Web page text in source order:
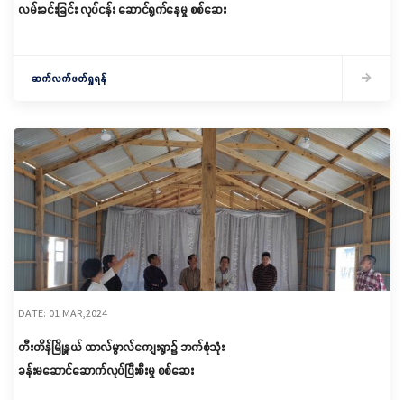
လမ်းခင်းခြင်း လုပ်ငန်း ဆောင်ရွက်နေမှု စစ်ဆေး
ဆက်လက်ဖတ်ရှုရန်
DATE: 01 MAR,2024
တီးတိန်မြို့နယ် ထာလ်မွာလ်ကျေးရွာ၌ ဘက်စုံသုံး
ခန်းမဆောင်ဆောက်လုပ်ပြီးစီးမှု စစ်ဆေး